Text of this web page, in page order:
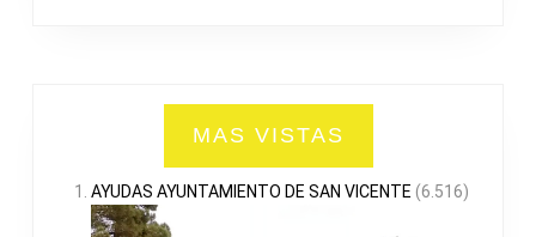
MAS VISTAS
AYUDAS AYUNTAMIENTO DE SAN VICENTE (6.516)